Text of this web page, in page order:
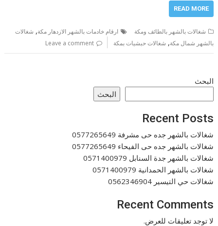
READ MORE
شغالات بالشهر بالطائف ومكة ارقام خادمات بالشهر الازدهار مكة, شغالات
بالشهر شمال مكة, شغالات حبشيات بمكة Leave a comment
البحث
البحث
Recent Posts
شغالات بالشهر جده حى مشرفة 0577265649
شغالات بالشهر جده حى الفيحاء 0577265649
شغالات بالشهر جدة السنابل 0571400979
شغالات بالشهر الحمدانية 0571400979
شغالات حي التيسير 0562346904
Recent Comments
لا توجد تعليقات للعرض.